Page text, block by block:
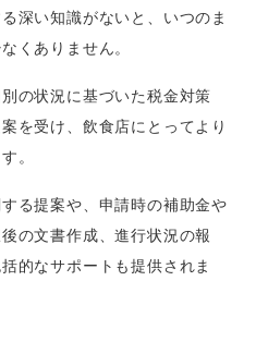
深い知識がないと、いつのま
くありません。
の状況に基づいた税金対策
を受け、飲食店にとってより
。
る提案や、申請時の補助金や
の文書作成、進行状況の報
的なサポートも提供されま